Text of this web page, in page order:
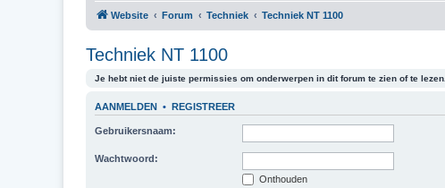
Website Forum Techniek Techniek NT 1100
Techniek NT 1100
Je hebt niet de juiste permissies om onderwerpen in dit forum te zien of te lezen.
AANMELDEN • REGISTREER
Gebruikersnaam:
Wachtwoord:
Onthouden